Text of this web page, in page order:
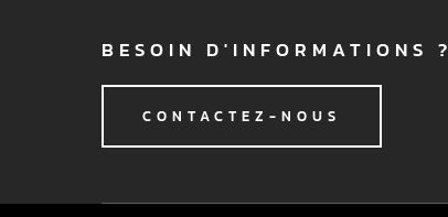
BESOIN D'INFORMATIONS ?
CONTACTEZ-NOUS